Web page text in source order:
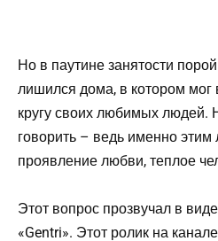
Но в паутине занятости
лишился дома, в котором мог
кругу своих любимых людей.
говорить – ведь именно
проявление любви, теплое
Этот вопрос прозвучал в
«Gentri». Этот ролик на